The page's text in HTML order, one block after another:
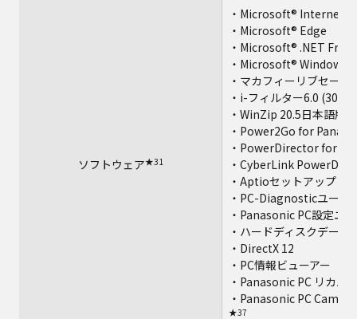
ソフトウェア★31
・Microsoft® Internet
・Microsoft® Edge
・Microsoft® .NET
・Microsoft® Windows
・マカフィーリブセー
・i-フィルター6.0 (30日
・WinZip 20.5日本語版
・Power2Go for
・PowerDirector for
・CyberLink
・Aptioセットアップ
・PC-Diagnosticユーテ
・Panasonic PC設定ユ
・ハードディスクデータ
・DirectX 12
・PC情報ビューアー
・Panasonic PC リカバ
・Panasonic PC
★37